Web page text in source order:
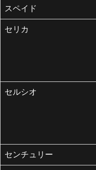
スペイド
セリカ
セルシオ
センチュリー